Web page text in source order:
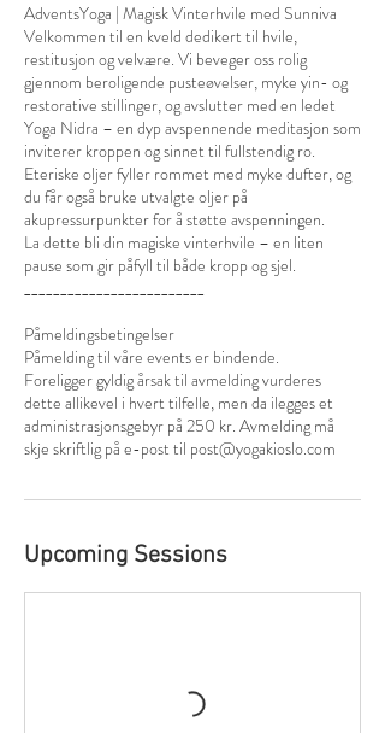
AdventsYoga | Magisk Vinterhvile med Sunniva
Velkommen til en kveld dedikert til hvile,
restitusjon og velvære. Vi beveger oss rolig
gjennom beroligende pusteøvelser, myke yin- og
restorative stillinger, og avslutter med en ledet
Yoga Nidra – en dyp avspennende meditasjon som
inviterer kroppen og sinnet til fullstendig ro.
Eteriske oljer fyller rommet med myke dufter, og
du får også bruke utvalgte oljer på
akupressurpunkter for å støtte avspenningen.
La dette bli din magiske vinterhvile – en liten
pause som gir påfyll til både kropp og sjel.
_________________________
Påmeldingsbetingelser
Påmelding til våre events er bindende.
Foreligger gyldig årsak til avmelding vurderes
dette allikevel i hvert tilfelle, men da ilegges et
administrasjonsgebyr på 250 kr. Avmelding må
skje skriftlig på e-post til post@yogakioslo.com
Upcoming Sessions